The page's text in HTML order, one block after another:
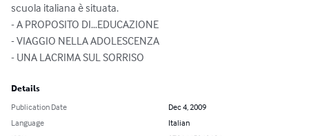
scuola italiana è situata.
- A PROPOSITO DI…EDUCAZIONE
- VIAGGIO NELLA ADOLESCENZA
- UNA LACRIMA SUL SORRISO
Details
Publication Date
Dec 4, 2009
Language
Italian